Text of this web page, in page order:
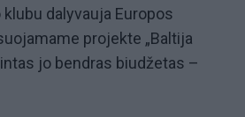
dalyvauja Europos
projekte „Baltija
jo bendras biudžetas –